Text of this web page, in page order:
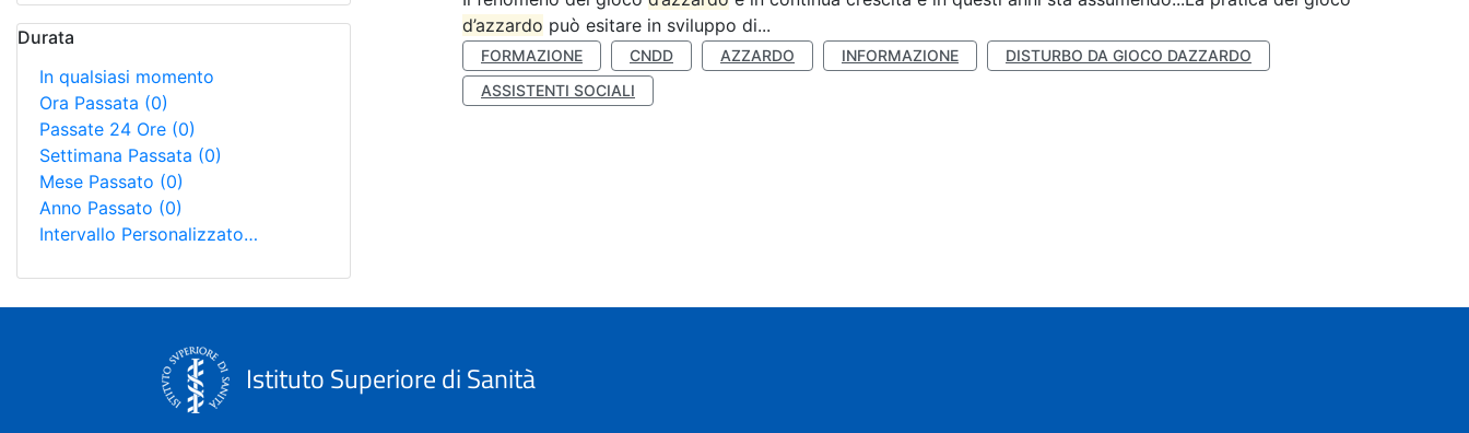
Durata
In qualsiasi momento
Ora Passata (0)
Passate 24 Ore (0)
Settimana Passata (0)
Mese Passato (0)
Anno Passato (0)
Intervallo Personalizzato…
d’azzardo può esitare in sviluppo di...
FORMAZIONE CNDD AZZARDO INFORMAZIONE
DISTURBO DA GIOCO DAZZARDO
ASSISTENTI SOCIALI
Istituto Superiore di Sanità